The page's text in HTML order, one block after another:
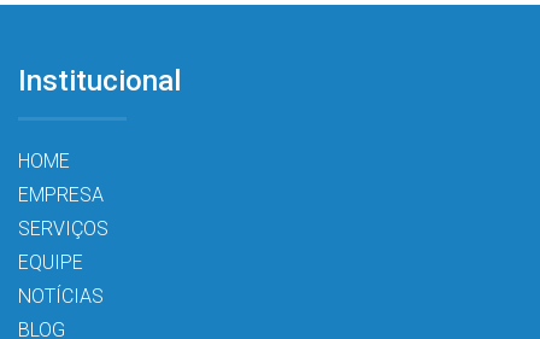
Institucional
HOME
EMPRESA
SERVIÇOS
EQUIPE
NOTÍCIAS
BLOG